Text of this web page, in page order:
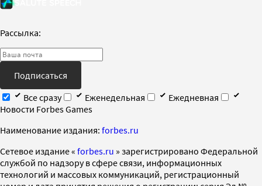
Рассылка:
Подписаться
Все сразу
Еженедельная
Ежедневная
Новости Forbes Games
Наименование издания: forbes.ru
Cетевое издание « forbes.ru » зарегистрировано Федеральной
службой по надзору в сфере связи, информационных
технологий и массовых коммуникаций, регистрационный